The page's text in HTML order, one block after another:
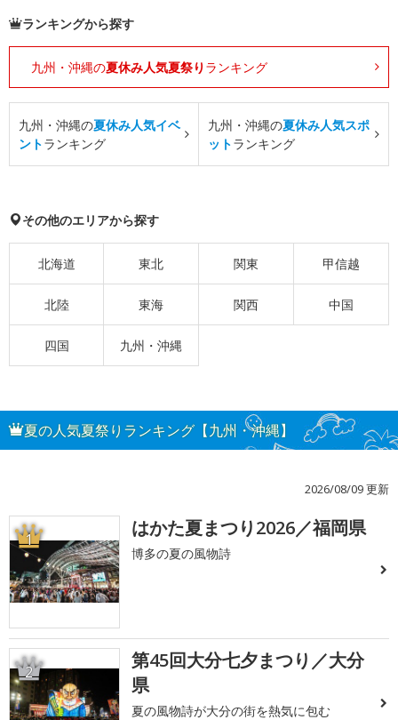
ランキングから探す
九州・沖縄の夏休み人気夏祭り ランキング
九州・沖縄の夏休み人気イベ
ントランキング
九州・沖縄の夏休み人気スポ
ットランキング
その他のエリアから探す
北海道 東北 関東 甲信越
北陸 東海 関西 中国
四国 九州・沖縄
夏の人気夏祭りランキング【九州・沖縄】
2026/08/09 更新
1 はかた夏まつり2026／福岡県
博多の夏の風物詩
2
第45回大分七夕まつり／大分
県
夏の風物詩が大分の街を熱気に包む